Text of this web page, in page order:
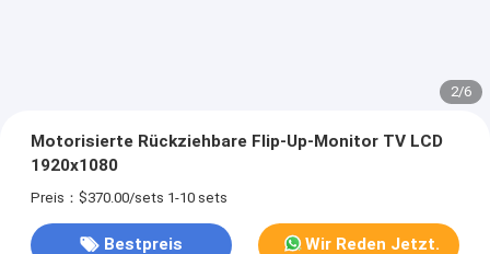
3/6
Motorisierte Rückziehbare Flip-Up-Monitor TV LCD
1920x1080
Preis：$370.00/sets 1-10 sets
Bestpreis Wir Reden Jetzt.